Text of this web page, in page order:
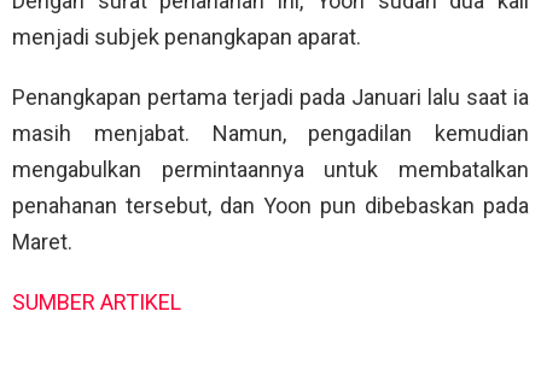
menjadi subjek penangkapan aparat.
Penangkapan pertama terjadi pada Januari lalu saat ia
masih menjabat. Namun, pengadilan kemudian
mengabulkan permintaannya untuk membatalkan
penahanan tersebut, dan Yoon pun dibebaskan pada
Maret.
SUMBER ARTIKEL